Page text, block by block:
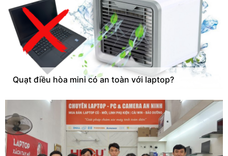
Quạt điều hòa mini có an toàn với laptop?